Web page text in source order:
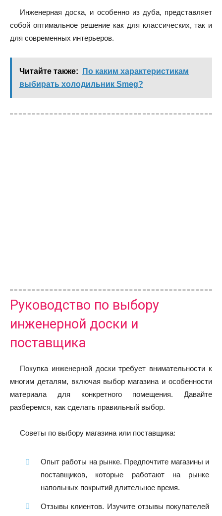
Инженерная доска, и особенно из дуба, представляет
собой оптимальное решение как для классических, так и
для современных интерьеров.
Читайте также:
По каким характеристикам
выбирать холодильник Smeg?
Руководство по выбору
инженерной доски и
поставщика
Покупка инженерной доски требует внимательности к
многим деталям, включая выбор магазина и особенности
материала для конкретного помещения. Давайте
разберемся, как сделать правильный выбор.
Советы по выбору магазина или поставщика:
Опыт работы на рынке. Предпочтите магазины и
поставщиков, которые работают на рынке
напольных покрытий длительное время.
Отзывы клиентов. Изучите отзывы покупателей